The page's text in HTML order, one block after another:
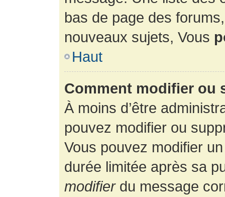
bas de page des
nouveaux sujets, Vous
Haut
Comment modifier ou
À moins d’être
pouvez modifier ou
Vous pouvez modifier
durée limitée après sa
modifierdu message